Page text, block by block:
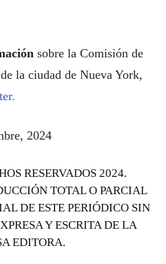
sobre la Comisión de
la ciudad de Nueva York,
2024
RESERVADOS 2024.
TOTAL O PARCIAL
DE ESTE PERIÓDICO SIN
Y ESCRITA DE LA
EDITORA.